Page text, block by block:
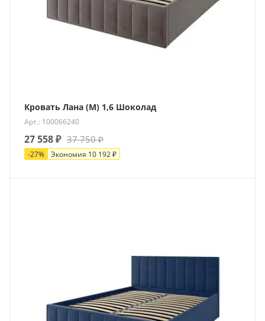
Кровать Лана (М) 1,6 Шоколад
Арт.: 100066240
27 558₽ 37 750₽
-27% Экономия 10 192₽